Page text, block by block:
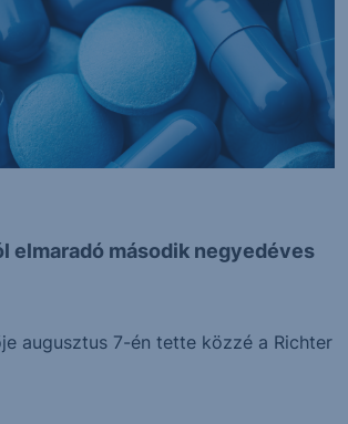
elmaradó második negyedéves
augusztus 7-én tette közzé a Richter